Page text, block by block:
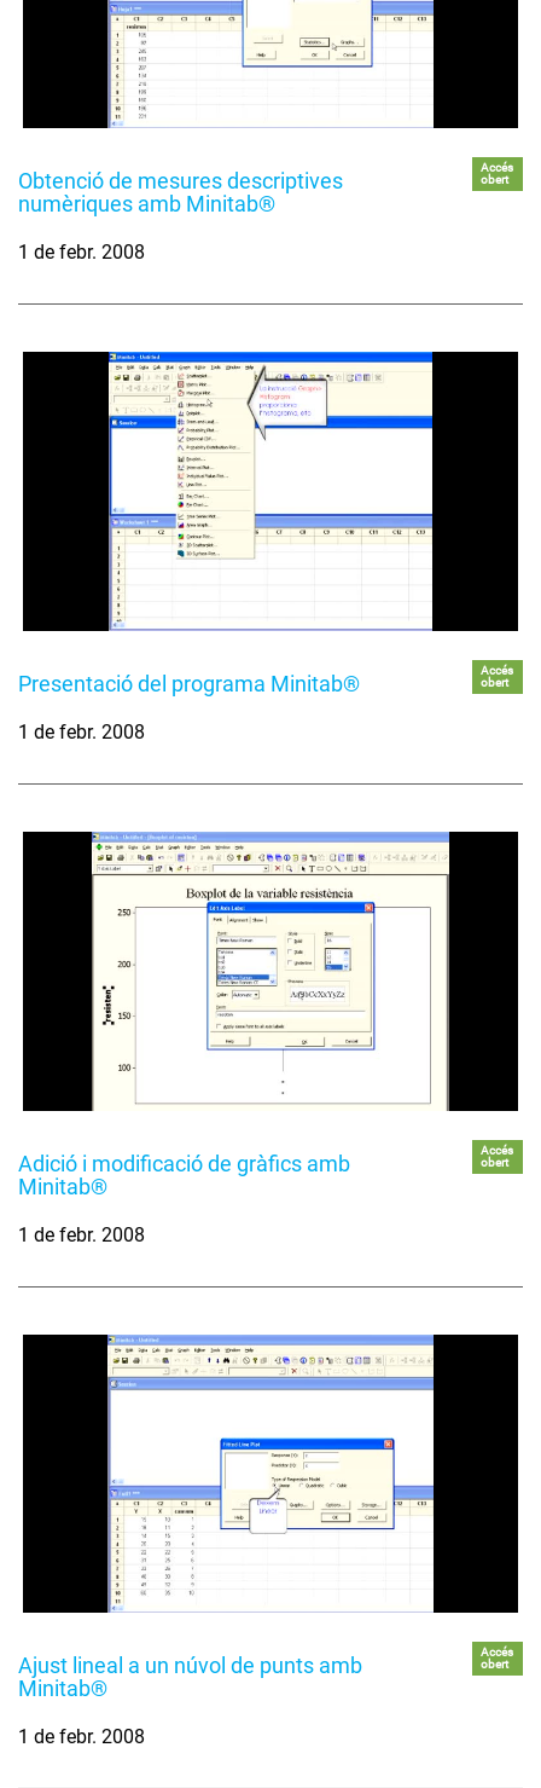
Obtenció de mesures descriptives
numèriques amb Minitab®
Accés
obert
1 de febr. 2008
Presentació del programa Minitab®
Accés
obert
1 de febr. 2008
Adició i modificació de gràfics amb
Minitab®
Accés
obert
1 de febr. 2008
Ajust lineal a un núvol de punts amb
Minitab®
Accés
obert
1 de febr. 2008